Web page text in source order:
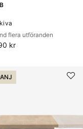
flera utföranden
kr